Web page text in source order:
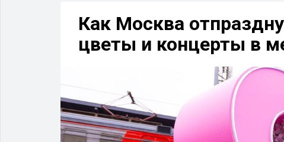
Как Москва
цветы и концерты в